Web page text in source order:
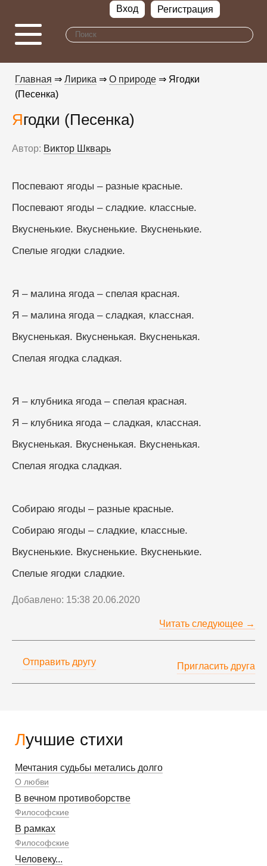
Вход Регистрация
Лучшие стихи
Мечтания судьбы метались долго
О любви
В вечном противоборстве
Философские
В рамках
Философские
Человеку...
Главная ⇒ Лирика ⇒ О природе ⇒ Ягодки
(Песенка)
Ягодки (Песенка)
Автор: Виктор Шкварь
Поспевают ягоды – разные красные.
Поспевают ягоды – сладкие. классные.
Вкусненькие. Вкусненькие. Вкусненькие.
Спелые ягодки сладкие.
Я – малина ягода – спелая красная.
Я – малина ягода – сладкая, классная.
Вкусненькая. Вкусненькая. Вкусненькая.
Спелая ягодка сладкая.
Я – клубника ягода – спелая красная.
Я – клубника ягода – сладкая, классная.
Вкусненькая. Вкусненькая. Вкусненькая.
Спелая ягодка сладкая.
Собираю ягоды – разные красные.
Собираю ягоды – сладкие, классные.
Вкусненькие. Вкусненькие. Вкусненькие.
Спелые ягодки сладкие.
Добавлено: 15:38 20.06.2020
Читать следующее →
Отправить другу Пригласить друга